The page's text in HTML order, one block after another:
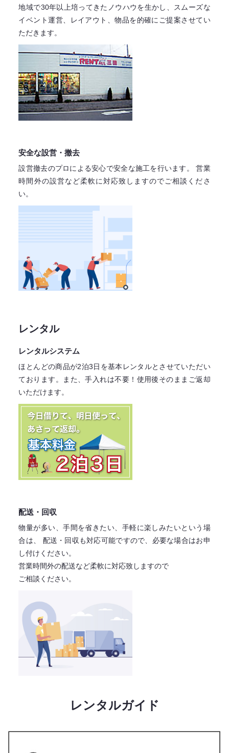
地域で30年以上培ってきたノウハウを生かし、スムーズな
イベント運営、レイアウト、物品を的確にご提案させてい
ただきます。
安全な設営・撤去
設営撤去のプロによる安心で安全な施工を行います。
営業
時間外の設営など柔軟に対応致しますのでご相談くださ
い。
レンタル
レンタルシステム
ほとんどの商品が2泊3日を基本レンタルとさせていただい
ております。
また、手入れは不要！ 使用後そのままご返却
いただけます。
配送・回収
物量が多い、手間を省きたい、手軽に楽しみたいという場
合は、
配送・回収も対応可能ですので、必要な場合はお申
し付けください。
営業時間外の配送など柔軟に対応致しますので
ご相談ください。
レンタルガイド